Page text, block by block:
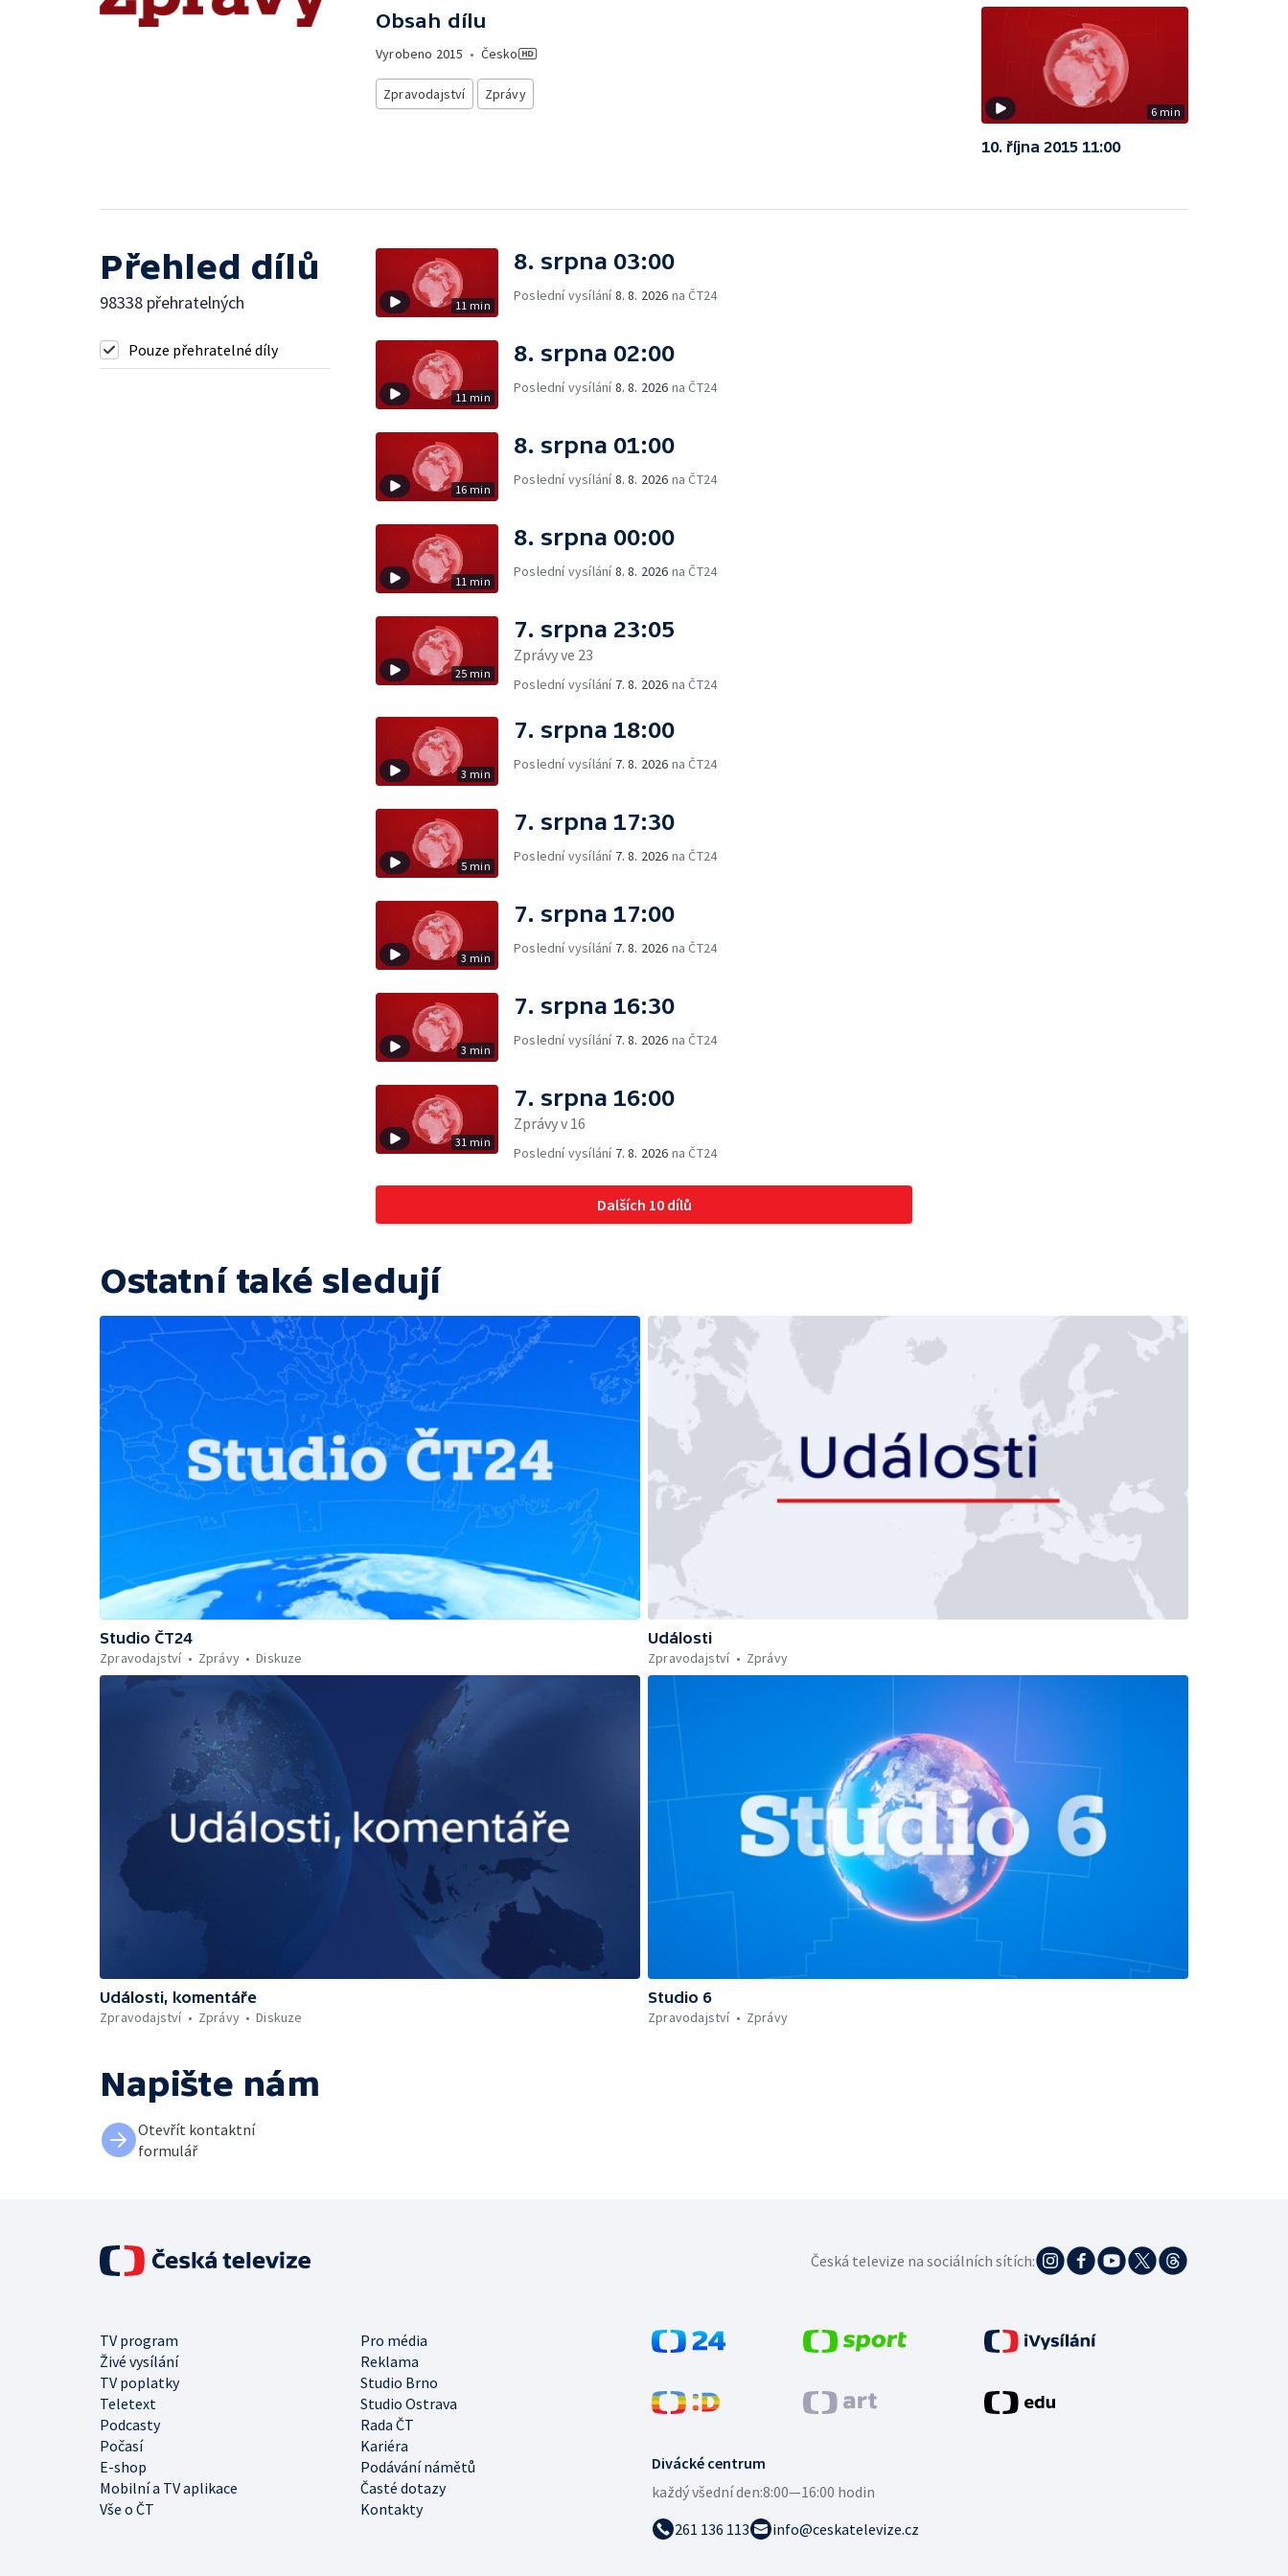
Obsah dílu
Vyrobeno 2015 • Česko
Zpravodajství Zprávy
6 min
10. října 2015 11:00
Přehled dílů
98338 přehratelných
Pouze přehratelné díly
11 min
8. srpna 03:00
Poslední vysílání8. 8. 2026 na ČT24
11 min
8. srpna 02:00
Poslední vysílání8. 8. 2026 na ČT24
16 min
8. srpna 01:00
Poslední vysílání8. 8. 2026 na ČT24
11 min
8. srpna 00:00
Poslední vysílání8. 8. 2026 na ČT24
25 min
7. srpna 23:05
Zprávy ve 23
Poslední vysílání 7. 8. 2026 na ČT24
3 min
7. srpna 18:00
Poslední vysílání 7. 8. 2026 na ČT24
5 min
7. srpna 17:30
Poslední vysílání 7. 8. 2026 na ČT24
3 min
7. srpna 17:00
Poslední vysílání 7. 8. 2026 na ČT24
3 min
7. srpna 16:30
Poslední vysílání 7. 8. 2026 na ČT24
31 min
7. srpna 16:00
Zprávy v 16
Poslední vysílání 7. 8. 2026 na ČT24
Dalších 10 dílů
Ostatní také sledují
Studio ČT24
Zpravodajství
Zprávy Diskuze
Události
Zpravodajství
Zprávy
Události, komentáře
Zpravodajství
Zprávy Diskuze
Studio 6
Zpravodajství
Zprávy
Napište nám
Otevřít kontaktní
formulář
Divácké centrum
každý všední den:8:00—16:00 hodin
261 136 113
info@ceskatelevize.cz
TV program
Pro média
Živé vysílání
Reklama
TV poplatky
Studio Brno
Teletext
Studio Ostrava
Podcasty
Rada ČT
Počasí
Kariéra
E-shop
Podávání námětů
Mobilní a TV aplikace
Časté dotazy
Vše o ČT
Kontakty
Česká televize na sociálních sítích: